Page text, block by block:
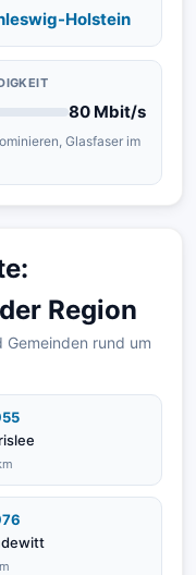
Holstein
80 Mbit/s
Glasfaser im
Region
rund um